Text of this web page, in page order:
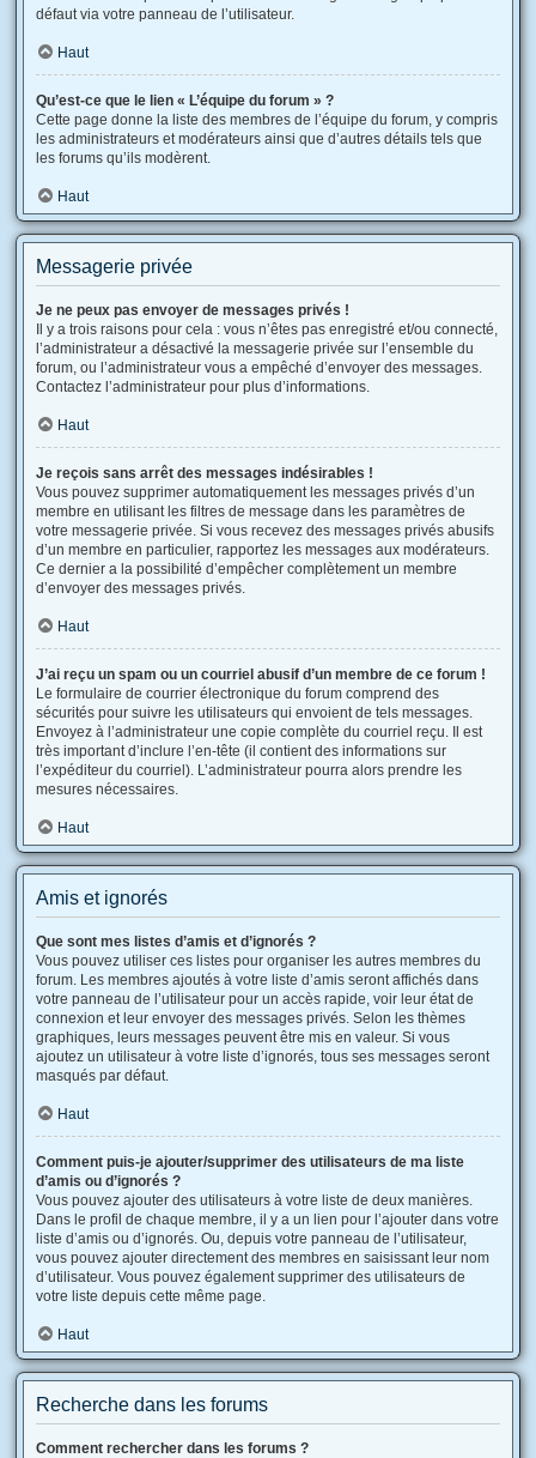
défaut via votre panneau de l’utilisateur.
Haut
Qu’est-ce que le lien « L’équipe du forum » ?
Cette page donne la liste des membres de l’équipe du forum, y compris
les administrateurs et modérateurs ainsi que d’autres détails tels que
les forums qu’ils modèrent.
Haut
Messagerie privée
Je ne peux pas envoyer de messages privés !
Il y a trois raisons pour cela : vous n’êtes pas enregistré et/ou connecté,
l’administrateur a désactivé la messagerie privée sur l’ensemble du
forum, ou l’administrateur vous a empêché d’envoyer des messages.
Contactez l’administrateur pour plus d’informations.
Haut
Je reçois sans arrêt des messages indésirables !
Vous pouvez supprimer automatiquement les messages privés d’un
membre en utilisant les filtres de message dans les paramètres de
votre messagerie privée. Si vous recevez des messages privés abusifs
d’un membre en particulier, rapportez les messages aux modérateurs.
Ce dernier a la possibilité d’empêcher complètement un membre
d’envoyer des messages privés.
Haut
J’ai reçu un spam ou un courriel abusif d’un membre de ce forum !
Le formulaire de courrier électronique du forum comprend des
sécurités pour suivre les utilisateurs qui envoient de tels messages.
Envoyez à l’administrateur une copie complète du courriel reçu. Il est
très important d’inclure l’en-tête (il contient des informations sur
l’expéditeur du courriel). L’administrateur pourra alors prendre les
mesures nécessaires.
Haut
Amis et ignorés
Que sont mes listes d’amis et d’ignorés ?
Vous pouvez utiliser ces listes pour organiser les autres membres du
forum. Les membres ajoutés à votre liste d’amis seront affichés dans
votre panneau de l’utilisateur pour un accès rapide, voir leur état de
connexion et leur envoyer des messages privés. Selon les thèmes
graphiques, leurs messages peuvent être mis en valeur. Si vous
ajoutez un utilisateur à votre liste d’ignorés, tous ses messages seront
masqués par défaut.
Haut
Comment puis-je ajouter/supprimer des utilisateurs de ma liste
d’amis ou d’ignorés ?
Vous pouvez ajouter des utilisateurs à votre liste de deux manières.
Dans le profil de chaque membre, il y a un lien pour l’ajouter dans votre
liste d’amis ou d’ignorés. Ou, depuis votre panneau de l’utilisateur,
vous pouvez ajouter directement des membres en saisissant leur nom
d’utilisateur. Vous pouvez également supprimer des utilisateurs de
votre liste depuis cette même page.
Haut
Recherche dans les forums
Comment rechercher dans les forums ?